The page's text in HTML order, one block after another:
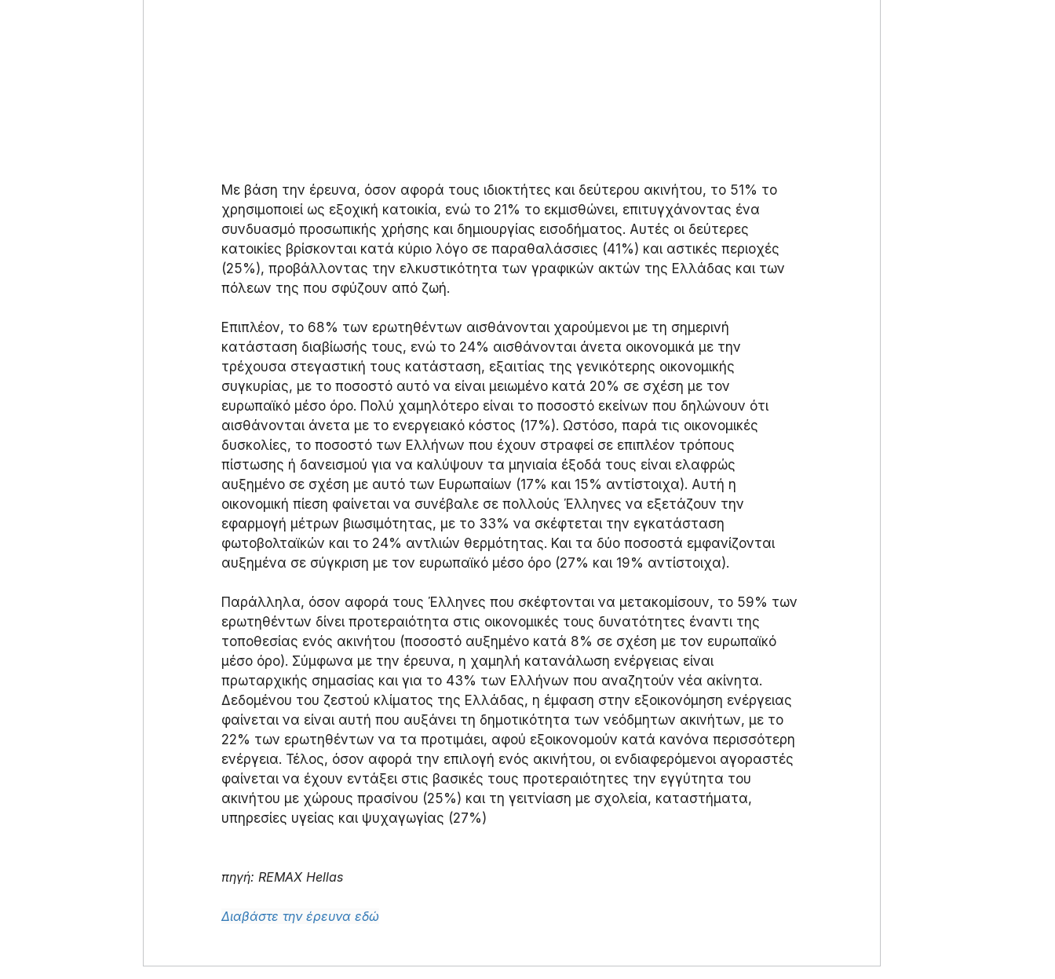
Με βάση την έρευνα, όσον αφορά τους ιδιοκτήτες και δεύτερου ακινήτου, το 51% το
χρησιμοποιεί ως εξοχική κατοικία, ενώ το 21% το εκμισθώνει, επιτυγχάνοντας ένα
συνδυασμό προσωπικής χρήσης και δημιουργίας εισοδήματος. Αυτές οι δεύτερες
κατοικίες βρίσκονται κατά κύριο λόγο σε παραθαλάσσιες (41%) και αστικές περιοχές
(25%), προβάλλοντας την ελκυστικότητα των γραφικών ακτών της Ελλάδας και των
πόλεων της που σφύζουν από ζωή.
Επιπλέον, το 68% των ερωτηθέντων αισθάνονται χαρούμενοι με τη σημερινή
κατάσταση διαβίωσής τους, ενώ το 24% αισθάνονται άνετα οικονομικά με την
τρέχουσα στεγαστική τους κατάσταση, εξαιτίας της γενικότερης οικονομικής
συγκυρίας, με το ποσοστό αυτό να είναι μειωμένο κατά 20% σε σχέση με τον
ευρωπαϊκό μέσο όρο. Πολύ χαμηλότερο είναι το ποσοστό εκείνων που δηλώνουν ότι
αισθάνονται άνετα με το ενεργειακό κόστος (17%). Ωστόσο, παρά τις οικονομικές
δυσκολίες, το ποσοστό των Ελλήνων που έχουν στραφεί σε επιπλέον τρόπους
πίστωσης ή δανεισμού για να καλύψουν τα μηνιαία έξοδά τους είναι ελαφρώς
αυξημένο σε σχέση με αυτό των Ευρωπαίων (17% και 15% αντίστοιχα). Αυτή η
οικονομική πίεση φαίνεται να συνέβαλε σε πολλούς Έλληνες να εξετάζουν την
εφαρμογή μέτρων βιωσιμότητας, με το 33% να σκέφτεται την εγκατάσταση
φωτοβολταϊκών και το 24% αντλιών θερμότητας. Και τα δύο ποσοστά εμφανίζονται
αυξημένα σε σύγκριση με τον ευρωπαϊκό μέσο όρο (27% και 19% αντίστοιχα).
Παράλληλα, όσον αφορά τους Έλληνες που σκέφτονται να μετακομίσουν, το 59% των
ερωτηθέντων δίνει προτεραιότητα στις οικονομικές τους δυνατότητες έναντι της
τοποθεσίας ενός ακινήτου (ποσοστό αυξημένο κατά 8% σε σχέση με τον ευρωπαϊκό
μέσο όρο). Σύμφωνα με την έρευνα, η χαμηλή κατανάλωση ενέργειας είναι
πρωταρχικής σημασίας και για το 43% των Ελλήνων που αναζητούν νέα ακίνητα.
Δεδομένου του ζεστού κλίματος της Ελλάδας, η έμφαση στην εξοικονόμηση ενέργειας
φαίνεται να είναι αυτή που αυξάνει τη δημοτικότητα των νεόδμητων ακινήτων, με το
22% των ερωτηθέντων να τα προτιμάει, αφού εξοικονομούν κατά κανόνα περισσότερη
ενέργεια. Τέλος, όσον αφορά την επιλογή ενός ακινήτου, οι ενδιαφερόμενοι αγοραστές
φαίνεται να έχουν εντάξει στις βασικές τους προτεραιότητες την εγγύτητα του
ακινήτου με χώρους πρασίνου (25%) και τη γειτνίαση με σχολεία, καταστήματα,
υπηρεσίες υγείας και ψυχαγωγίας (27%)
πηγή: REMAX Hellas
Διαβάστε την έρευνα εδώ